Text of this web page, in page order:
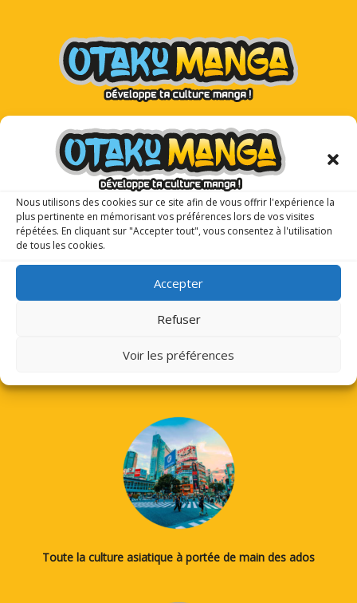
Nous utilisons des cookies sur ce site afin de vous offrir l'expérience la
plus pertinente en mémorisant vos préférences lors de vos visites
répétées. En cliquant sur "Accepter tout", vous consentez à l'utilisation
de tous les cookies.
Accepter
Refuser
Voir les préférences
Otaku Manga : le premier
magazine manga pour les ados !
Des tutos pour apprendre à dessiner des mangas, le japonais
Toute la culture asiatique à portée de main des ados